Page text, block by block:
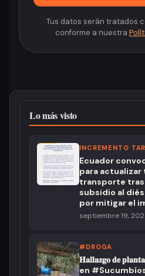
Tus datos serán tratados
conforme a nuestra
Lo más visto
INCREMENTO
Ecuador
para actualizar
transporte tras
subsidio al
por mitigar el
septiembre 19,
#DROGA
𝐇𝐚𝐥𝐥𝐚𝐳𝐠𝐨 𝐝𝐞
en